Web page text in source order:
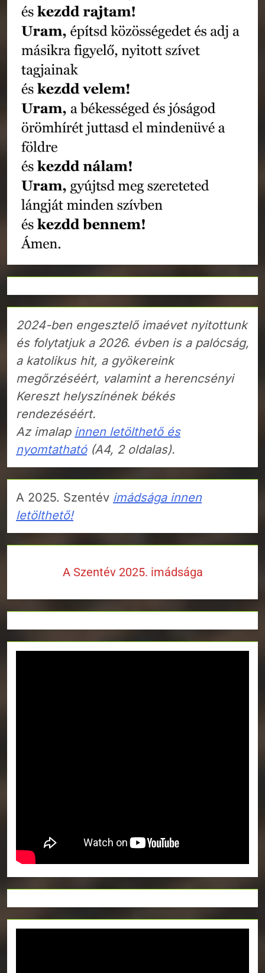
2024-ben engesztelő imaévet nyitottunk
és folytatjuk a 2026. évben is a palócság,
a katolikus hit, a gyökereink
megőrzéséért, valamint a herencsényi
Kereszt helyszínének békés
rendezéséért.
Az imalap innen letölthető és
nyomtatható(A4, 2 oldalas).
A 2025. Szentév imádsága innen
letölthető!
A Szentév 2025. imádsága